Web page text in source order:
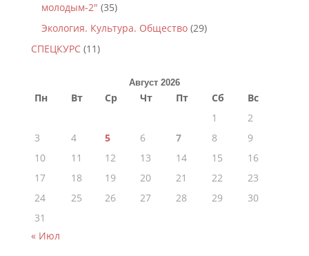
молодым-2" (35)
Экология. Культура. Общество(29)
СПЕЦКУРС(11)
Август 2026
Пн Вт Ср Чт Пт Сб
Вс
1
2
3
4 5 6 7 8
9
10
11 12 13 14 15
16
17
18 19 20 21 22
23
24
25 26 27 28 29
30
31
« Июл